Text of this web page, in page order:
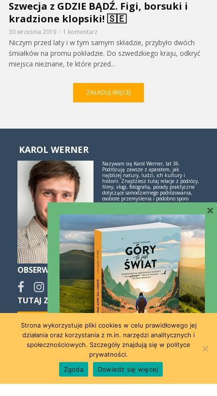
Szwecja z GDZIE BĄDŹ. Figi, borsuki i
kradzione klopsiki! 🇸🇪
30 września 2019 1 komentarz
Niczym przed laty i w tym samym składzie, przybyło dwóch
śmiałków na promu pokładzie. Do szwedzkiego kraju, odkryć
miejsca nieznane, te które przed...
ZAŁADUJ WIĘCEJ
KAROL WERNER
Nazywam się Karol Werner, lat 36.
Podróżuję zawsze z aparatem, jak
najbliżej natury, ludzi, ich kultury i
historii. Znajdziesz tutaj relacje z podróży,
filmy, vlogi, fotografię, porady praktyczne
dotyczące samodzielnego podróżowania,
osobiste przemyślenia i podobno sporo
inspiracji. Jeśli lubisz świetne historie i
polubimy się!
Więcej o mnie i blogu
OBSERWUJ
TUTAJ ZNAJDZIESZ SPOKO NOCLEGI:
Kontakt
Strona wykorzystuje pliki cookies w celu prawidłowego jej
działania oraz korzystania z m.in. narzędzi analitycznych i
społecznościowych. Szczegóły znajdują się w polityce
prywatności.
Zgoda
Dowiedz się więcej
×